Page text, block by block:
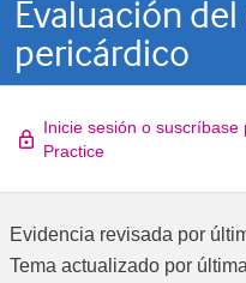
Evaluación
pericárdico
Inicie sesión o
Practice
Evidencia revisada por
Tema actualizado por